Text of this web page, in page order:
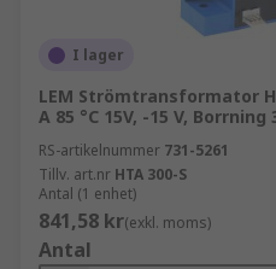
I lager
LEM Strömtransformator
A 85 °C 15V, -15 V, Borrning
RS-artikelnummer 731-5261
Tillv. art.nr HTA 300-S
Antal (1 enhet)
841,58 kr(exkl. moms)
Antal